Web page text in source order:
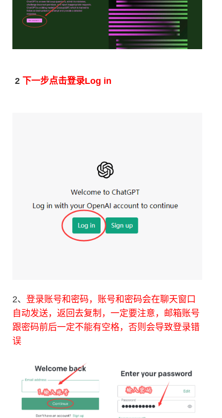
2 下一步点击登录Log in
2、 登录账号和密码，账号和密码会在聊天窗口
自动发送，返回去复制，一定要注意，邮箱账号
跟密码前后一定不能有空格，否则会导致登录错
误